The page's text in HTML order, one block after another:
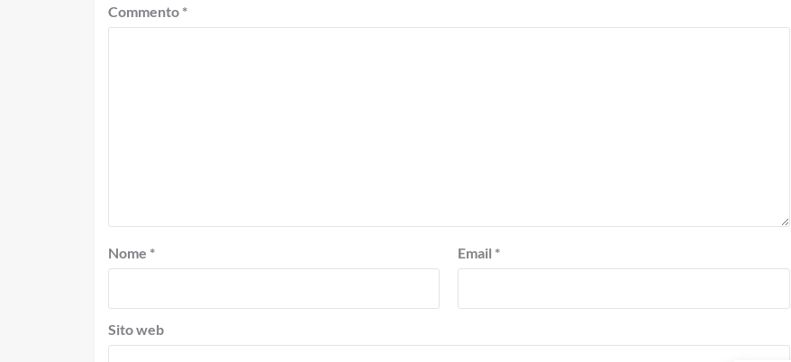
Commento *
Nome * Email *
Sito web